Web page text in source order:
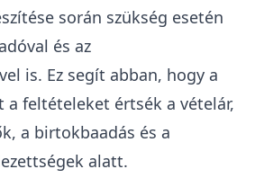
során szükség esetén
és az
is. Ez segít abban, hogy a
a feltételeket értsék a vételár,
a birtokbaadás és a
alatt.